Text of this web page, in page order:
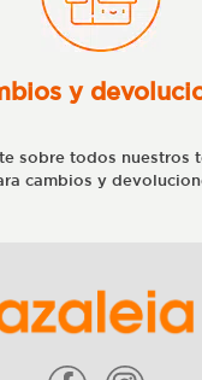
y
sobre todos nuestros
cambios y